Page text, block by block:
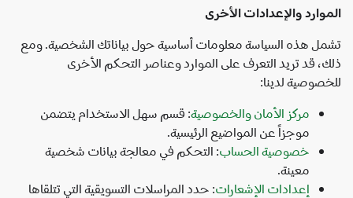
والإعدادات الأخرى
هذه السياسة معلومات أساسية حول بياناتك الشخصية. ومع
قد تريد التعرف على الموارد وعناصر التحكم الأخرى
لدينا:
مركز الأمان والخصوصية: قسم سهل الاستخدام يتضمن
موجزاً عن المواضيع الرئيسية.
خصوصية الحساب: التحكم في معالجة بيانات شخصية
معينة.
إعدادات الإشعارات: حدد المراسلات التسويقية التي تتلقاها